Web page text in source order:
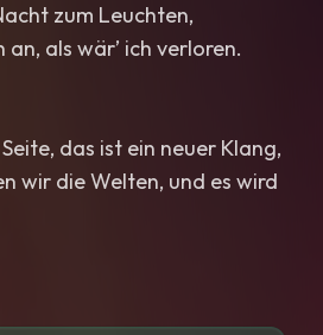
zum Leuchten,
als wär’ ich verloren.
das ist ein neuer Klang,
wir die Welten, und es wird